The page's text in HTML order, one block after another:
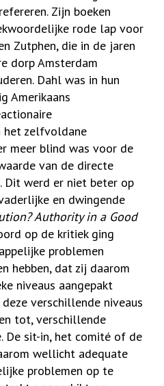
Zijn boeken
rode lap voor
Zutphen, die in de jaren
dorp Amsterdam
Dahl was in hun
Amerikaans
het zelfvoldane
meer blind was voor de
van de directe
Dit werd er niet beter op
en dwingende
Authority in a Good
op de kritiek ging
problemen
hebben, dat zij daarom
niveaus aangepakt
verschillende niveaus
tot, verschillende
De sit-in, het comité of de
wellicht adequate
problemen op te